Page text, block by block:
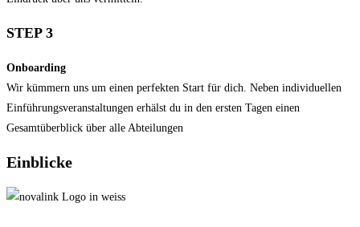
STEP 3
Onboarding
Wir kümmern uns um einen perfekten Start für dich. Neben individuellen
Einführungs­veranstalt­ungen erhälst du in den ersten Tagen einen
Gesamtüberblick über alle Abteilungen
Einblicke